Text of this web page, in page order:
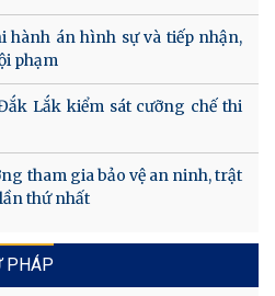
hành án hình sự và tiếp nhận,
phạm
Lắk kiểm sát cưỡng chế thi
tham gia bảo vệ an ninh, trật
thứ nhất
PHÁP